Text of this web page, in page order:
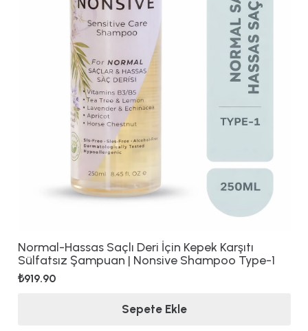
Normal-Hassas Saçlı Deri İçin Kepek Karşıtı
Sülfatsız Şampuan | Nonsive Shampoo Type-1
₺919.90
Sepete Ekle